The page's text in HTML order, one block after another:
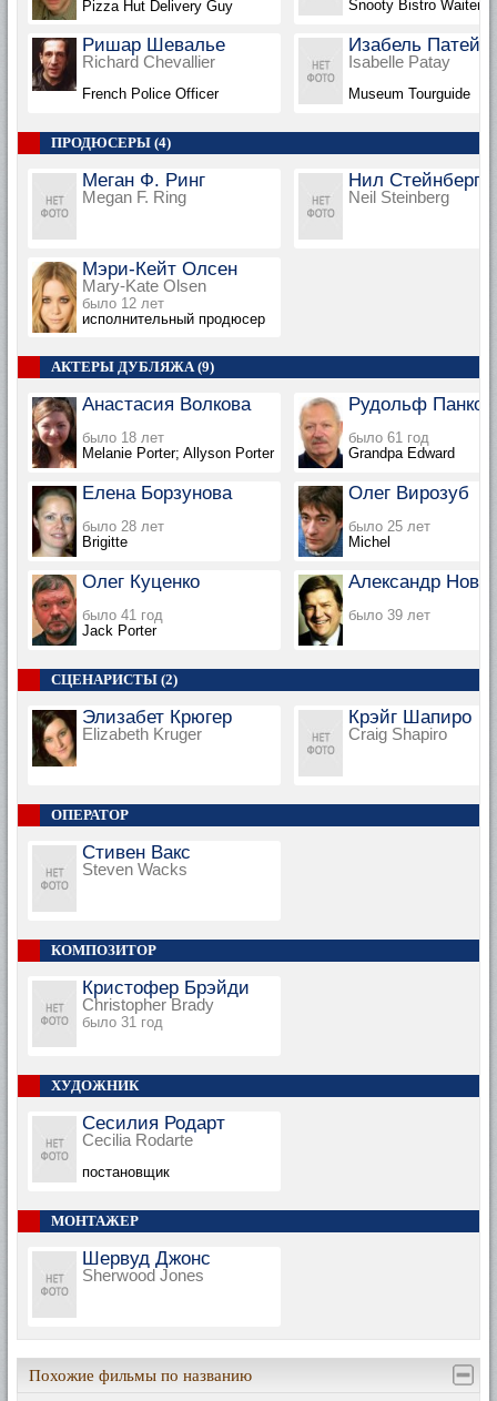
Pizza Hut Delivery Guy Snooty Bistro Waiter
Ришар Шевалье
Richard Chevallier
French Police Officer
Изабель Патей
Isabelle Patay
Museum Tourguide
ПРОДЮСЕРЫ (4)
Меган Ф. Ринг
Megan F. Ring
Нил Стейнберг
Neil Steinberg
Мэри-Кейт Олсен
Mary-Kate Olsen
было 12 лет
исполнительный продюсер
АКТЕРЫ ДУБЛЯЖА (9)
Анастасия Волкова
было 18 лет
Melanie Porter; Allyson Porter
Рудольф Панков
было 61 год
Grandpa Edward
Елена Борзунова
было 28 лет
Brigitte
Олег Вирозуб
было 25 лет
Michel
Олег Куценко
было 41 год
Jack Porter
Александр
было 39 лет
СЦЕНАРИСТЫ (2)
Элизабет Крюгер
Elizabeth Kruger
Крэйг Шапиро
Craig Shapiro
ОПЕРАТОР
Стивен Вакс
Steven Wacks
КОМПОЗИТОР
Кристофер Брэйди
Christopher Brady
было 31 год
ХУДОЖНИК
Сесилия Родарт
Cecilia Rodarte
постановщик
МОНТАЖЕР
Шервуд Джонс
Sherwood Jones
Похожие фильмы по названию